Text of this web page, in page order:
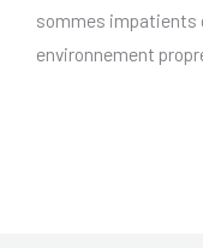
sommes impatients
environnement